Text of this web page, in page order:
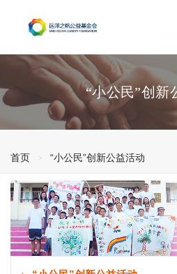
“小公民”创新
首页 “小公民”创新公益活动